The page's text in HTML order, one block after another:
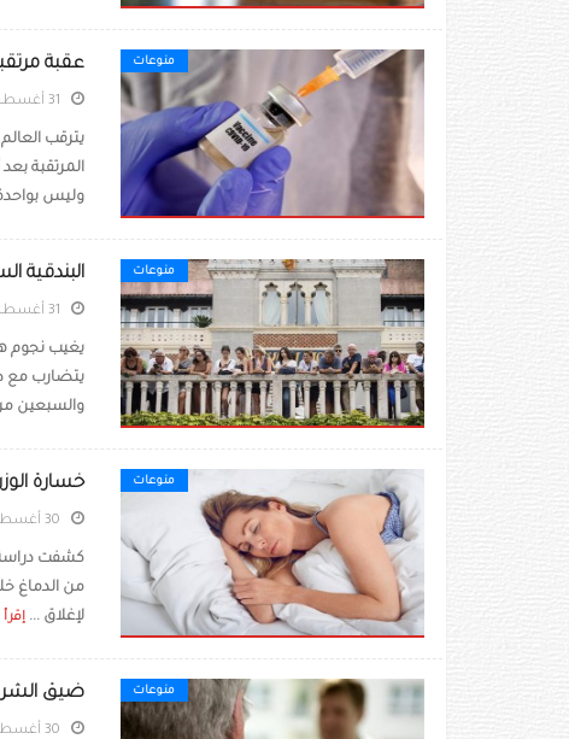
منوعات عقبة
يترقب
المرتقبة
وليس
منوعات البندقية
يتضارب مع
والسبعين
منوعات خسارة
كشفت دراسة
من الدماغ
لإغلاق ... إقرأ
منوعات ضيق